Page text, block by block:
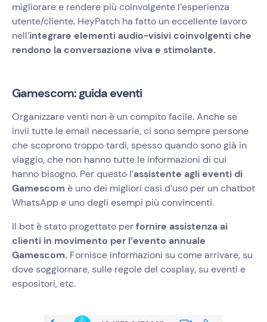
migliorare e rendere più coinvolgente l’esperienza
utente/cliente. HeyPatch ha fatto un eccellente lavoro
nell’integrare elementi audio-visivi coinvolgenti che
rendono la conversazione viva e stimolante.
Gamescom: guida eventi
Organizzare venti non è un compito facile. Anche se
invii tutte le email necessarie, ci sono sempre persone
che scoprono troppo tardi, spesso quando sono già in
viaggio, che non hanno tutte le informazioni di cui
hanno bisogno. Per questo l’assistente agli eventi di
Gamescom è uno dei migliori casi d’uso per un chatbot
WhatsApp e uno degli esempi più convincenti.
Il bot è stato progettato perfornire assistenza ai
clienti in movimento per l’evento annuale
Gamescom. Fornisce informazioni su come arrivare, su
dove soggiornare, sulle regole del cosplay, su eventi e
espositori, etc.